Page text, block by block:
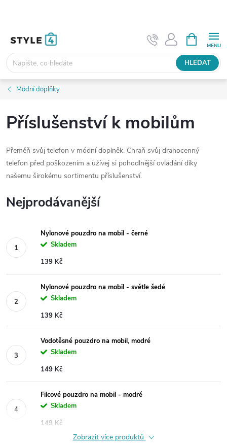
HLEDAT
NÁKUPNÍ
KOŠÍK
Módní doplňky
Příslušenství k mobilům
Přeměň svůj telefon v módní doplněk. Chraň svůj drahocenný
telefon před poškozením a užívej si pohodlnější ovládání díky
našemu širokému sortimentu příslušenství.
Nejprodávanější
Nylonové pouzdro na mobil - černé
Skladem
139 Kč
Nylonové pouzdro na mobil - světle šedé
Skladem
139 Kč
Vodotěsné pouzdro na mobil, modré
Skladem
149 Kč
Filcové pouzdro na mobil - modré
Skladem
149 Kč
Zobrazit více produktů